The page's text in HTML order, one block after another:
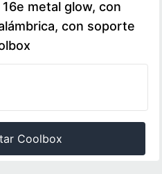
metal glow, con
con soporte
Coolbox